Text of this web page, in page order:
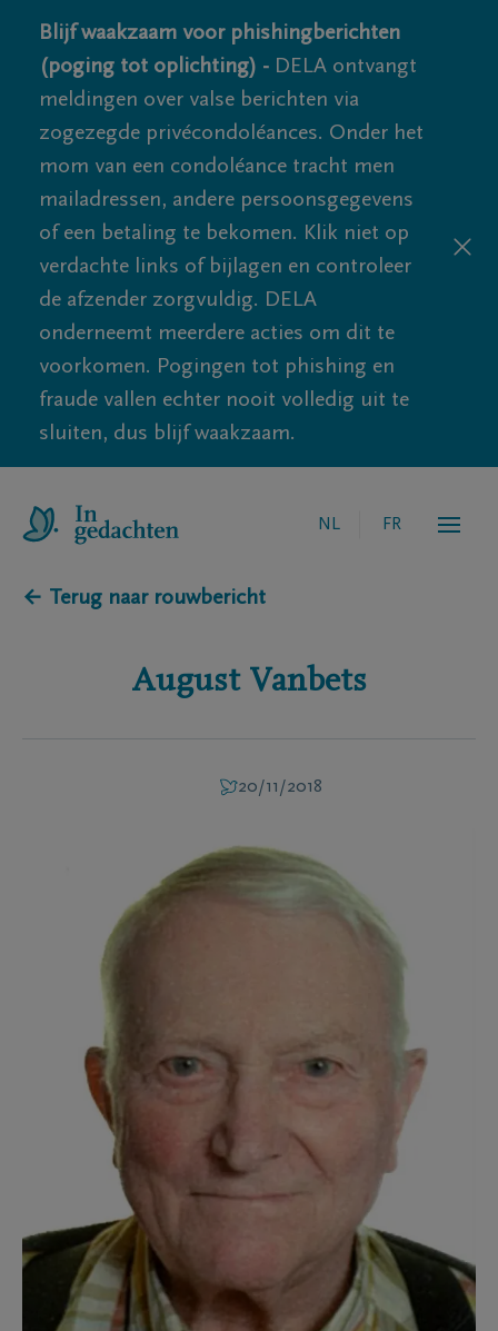
Blijf waakzaam voor phishingberichten
(poging tot oplichting) - DELA ontvangt
meldingen over valse berichten via
zogezegde privécondoléances. Onder het
mom van een condoléance tracht men
mailadressen, andere persoonsgegevens
of een betaling te bekomen. Klik niet op
verdachte links of bijlagen en controleer
de afzender zorgvuldig. DELA
onderneemt meerdere acties om dit te
voorkomen. Pogingen tot phishing en
fraude vallen echter nooit volledig uit te
sluiten, dus blijf waakzaam.
NL FR
← Terug naar rouwbericht
August Vanbets
20/11/2018